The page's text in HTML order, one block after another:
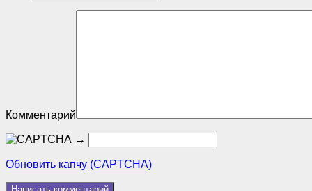
Комментарий
→
Обновить капчу (CAPTCHA)